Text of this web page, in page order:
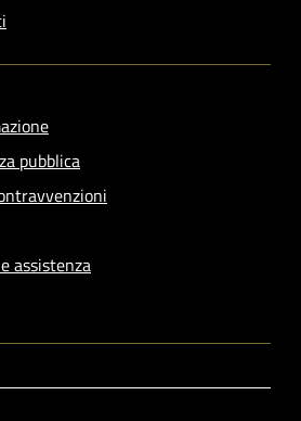
pubblica
assistenza